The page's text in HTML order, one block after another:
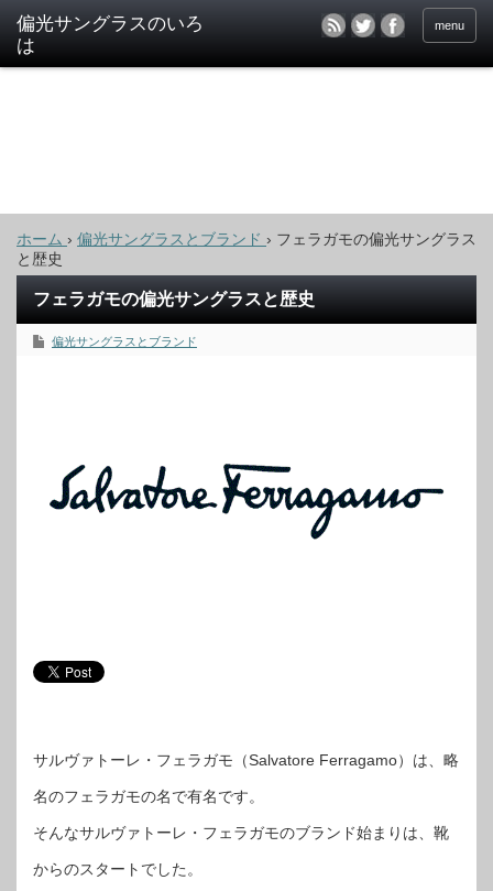
偏光サングラスのいろ
は
menu
ホーム › 偏光サングラスとブランド › フェラガモの偏光サングラス
と歴史
フェラガモの偏光サングラスと歴史
偏光サングラスとブランド
サルヴァトーレ・フェラガモ（Salvatore Ferragamo）は、略
名のフェラガモの名で有名です。
そんなサルヴァトーレ・フェラガモのブランド始まりは、靴
からのスタートでした。